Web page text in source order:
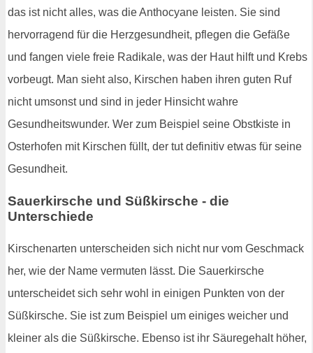
das ist nicht alles, was die Anthocyane leisten. Sie sind
hervorragend für die Herzgesundheit, pflegen die Gefäße
und fangen viele freie Radikale, was der Haut hilft und Krebs
vorbeugt. Man sieht also, Kirschen haben ihren guten Ruf
nicht umsonst und sind in jeder Hinsicht wahre
Gesundheitswunder. Wer zum Beispiel seine Obstkiste in
Osterhofen mit Kirschen füllt, der tut definitiv etwas für seine
Gesundheit.
Sauerkirsche und Süßkirsche - die
Unterschiede
Kirschenarten unterscheiden sich nicht nur vom Geschmack
her, wie der Name vermuten lässt. Die Sauerkirsche
unterscheidet sich sehr wohl in einigen Punkten von der
Süßkirsche. Sie ist zum Beispiel um einiges weicher und
kleiner als die Süßkirsche. Ebenso ist ihr Säuregehalt höher,